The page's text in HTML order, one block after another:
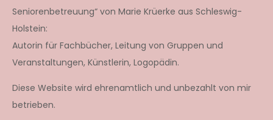
Seniorenbetreuung“ von Marie Krüerke aus Schleswig-
Holstein:
Autorin für Fachbücher, Leitung von Gruppen und
Veranstaltungen, Künstlerin, Logopädin.
Diese Website wird ehrenamtlich und unbezahlt von mir
betrieben.